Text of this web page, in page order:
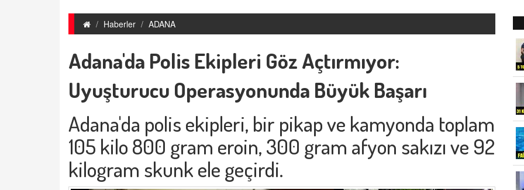
Haberler ADANA
Adana'da Polis Ekipleri Göz Açtırmıyor:
Uyuşturucu Operasyonunda Büyük Başarı
Adana'da polis ekipleri, bir pikap ve kamyonda toplam
105 kilo 800 gram eroin, 300 gram afyon sakızı ve 92
kilogram skunk ele geçirdi.